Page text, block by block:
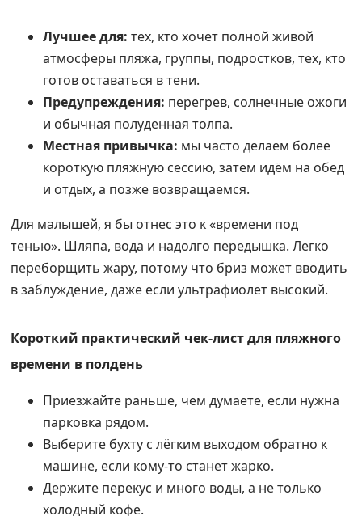
Лучшее для: тех, кто хочет полной живой
атмосферы пляжа, группы, подростков, тех, кто
готов оставаться в тени.
Предупреждения: перегрев, солнечные ожоги
и обычная полуденная толпа.
Местная привычка: мы часто делаем более
короткую пляжную сессию, затем идём на обед
и отдых, а позже возвращаемся.
Для малышей, я бы отнес это к «времени под
тенью». Шляпа, вода и надолго передышка. Легко
переборщить жару, потому что бриз может вводить
в заблуждение, даже если ультрафиолет высокий.
Короткий практический чек-лист для пляжного
времени в полдень
Приезжайте раньше, чем думаете, если нужна
парковка рядом.
Выберите бухту с лёгким выходом обратно к
машине, если кому-то станет жарко.
Держите перекус и много воды, а не только
холодный кофе.